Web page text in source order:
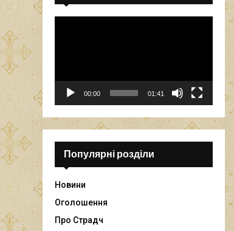
г
ч
00:00 01:41
Популярні розділи
Новини
Оголошення
Про Страдч